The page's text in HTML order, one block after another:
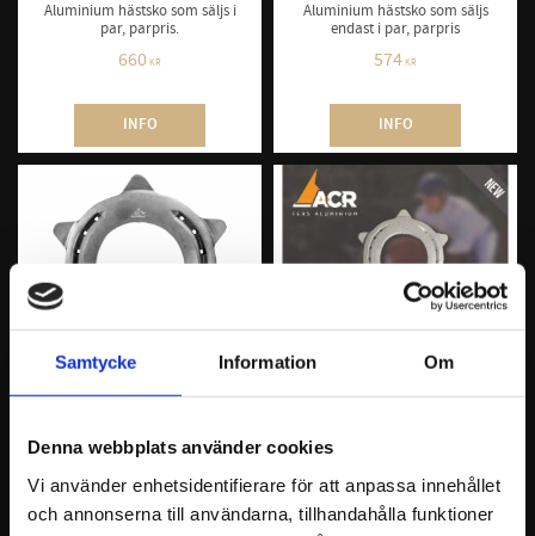
Samtycke Information Om
Denna webbplats använder cookies
Vi använder enhetsidentifierare för att anpassa innehållet
och annonserna till användarna, tillhandahålla funktioner
Aluminium hästsko som säljs i
par, parpris.
660KR
INFO
Aluminium hästsko som säljs
endast i par, parpris
574KR
INFO
Shoe, Parpris
Aluminium hästsko som säljs i
Rocking Shoe,
Parpris
Mildare variant av ACR 360